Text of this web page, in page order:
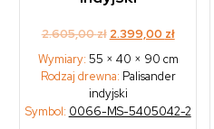
2.605,00zł Original
price
was:
2.605,00 zł.
2.399,00 złCurrent
is:
Wymiary: 55 × 40 × 90 cm
Rodzaj drewna: Palisander
indyjski
Symbol: 0066-MS-5405042-2